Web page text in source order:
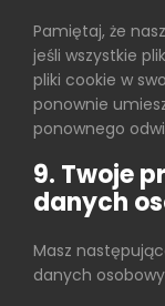
Pamiętaj, że
jeśli wszystkie
pliki cookie w
ponownie
ponownego
9. Twoje
danych
Masz
danych